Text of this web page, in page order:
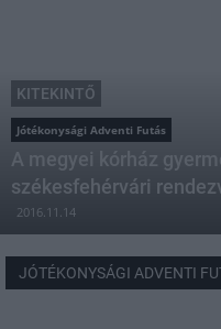
KITEKINTŐ
Jótékonysági Adventi Futás
A megyei kórház
székesfehérvári
2016.11.14
JÓTÉKONYSÁGI ADVENTI